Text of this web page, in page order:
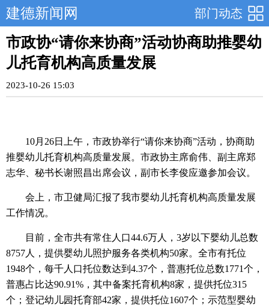
部门动态
建德新闻网
市政协“请你来协商”活动协商助推婴幼
儿托育机构高质量发展
2023-10-26 15:03
10月26日上午，市政协举行“请你来协商”活动，协商助
推婴幼儿托育机构高质量发展。市政协主席俞伟、副主席郑
志华、秘书长谢照昌出席会议，副市长李俊应邀参加会议。
会上，市卫健局汇报了我市婴幼儿托育机构高质量发展
工作情况。
目前，全市共有常住人口44.6万人，3岁以下婴幼儿总数
8757人，提供婴幼儿照护服务各类机构50家。全市有托位
1948个，每千人口托位数达到4.37个，普惠托位总数1771个，
普惠占比达90.91%，其中备案托育机构8家，提供托位315
个；登记幼儿园托育部42家，提供托位1607个；示范型婴幼